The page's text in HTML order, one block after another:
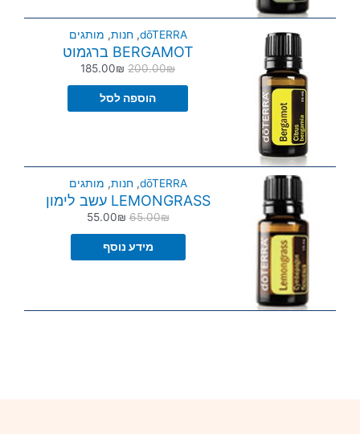
dōTERRA
,חנות, מותגים
BERGAMOT ברגמוט
200.00₪
185.00₪
הוספה לסל
dōTERRA
,חנות, מותגים
LEMONGRASS עשב לימון
65.00₪
55.00₪
מידע נוסף